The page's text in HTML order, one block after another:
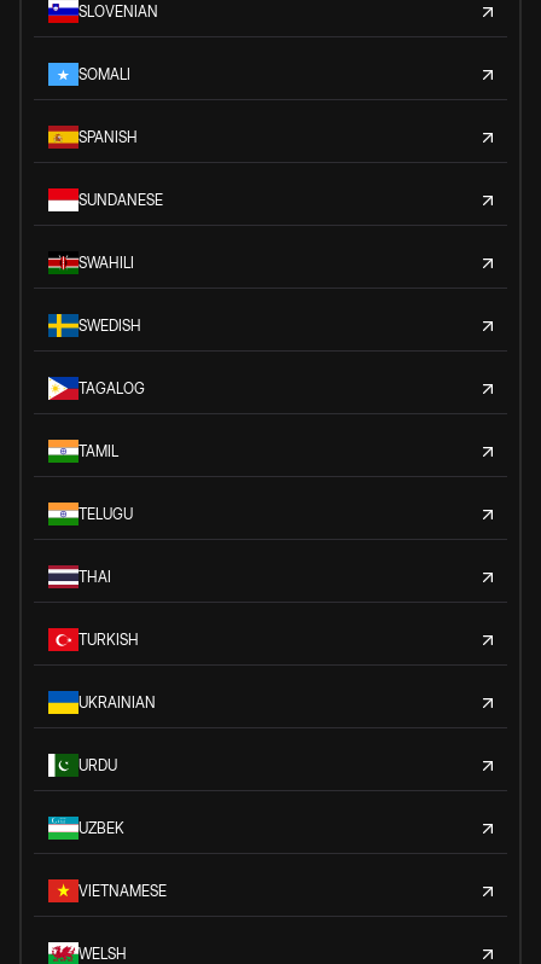
SLOVENIAN
SOMALI
SPANISH
SUNDANESE
SWAHILI
SWEDISH
TAGALOG
TAMIL
TELUGU
THAI
TURKISH
UKRAINIAN
URDU
UZBEK
VIETNAMESE
WELSH